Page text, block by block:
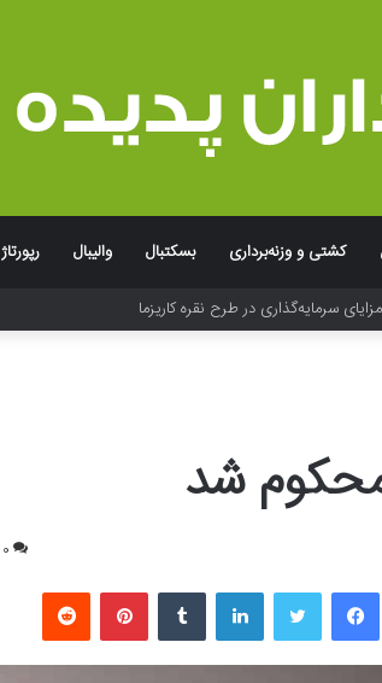
کشتی و وزنه‌برداری بسکتبال والیبال رپورتاژ
سرمایه‌گذاری در طرح نقره کاریزما
محکوم شد
0
فیسبوک لینکداین پینتریست